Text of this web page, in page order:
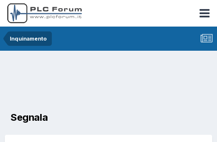
Inquinamento
Segnala